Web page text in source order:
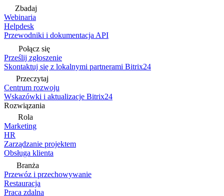
Zbadaj
Webinaria
Helpdesk
Przewodniki i dokumentacja API
Połącz się
Prześlij zgłoszenie
Skontaktuj się z lokalnymi partnerami Bitrix24
Przeczytaj
Centrum rozwoju
Wskazówki i aktualizacje Bitrix24
Rozwiązania
Rola
Marketing
HR
Zarządzanie projektem
Obsługa klienta
Branża
Przewóz i przechowywanie
Restauracja
Praca zdalna